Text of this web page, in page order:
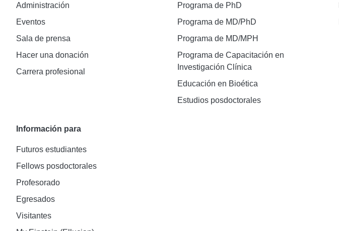
Administración
Eventos
Sala de prensa
Hacer una donación
Carrera profesional
Programa de PhD
Programa de MD/PhD
Programa de MD/MPH
Programa de Capacitación en
Investigación Clínica
Educación en Bioética
Estudios posdoctorales
Información para
Futuros estudiantes
Fellows posdoctorales
Profesorado
Egresados
Visitantes